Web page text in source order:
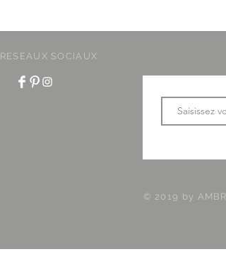
RESEAUX SOCIAUX
© 2019 by